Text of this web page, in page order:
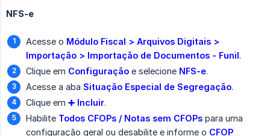
NFS-e
Acesse o Módulo Fiscal > Arquivos Digitais >
Importação > Importação de Documentos - Funil.
Clique em Configuração e selecione NFS-e.
Acesse a aba Situação Especial de Segregação.
Clique em ➕ Incluir.
Habilite Todos CFOPs / Notas sem CFOPs para uma
configuração geral ou desabilite e informe o CFOP